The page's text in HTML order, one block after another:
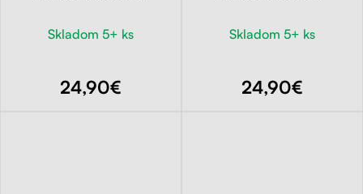
Skladom 5+ ks
24,90€
Skladom 5+ ks
24,90€